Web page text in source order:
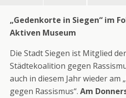
„Gedenkorte in Siegen“ im
Aktiven Museum
Die Stadt Siegen ist Mitglied
Städtekoalition gegen
auch in diesem Jahr wieder
gegen Rassismus“. Am